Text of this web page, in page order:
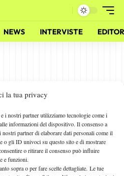
la tua privacy
i nostri partner utilizziamo tecnologie come i
informazioni del dispositivo. Il consenso a
nostri partner di elaborare dati personali come il
o gli ID univoci su questo sito e di mostrare
o ritirare il consenso può influire
e funzioni.
sopra o per fare scelte dettagliate. Le tue
NEWS INTERVISTE
sei?!?!?
Facebook